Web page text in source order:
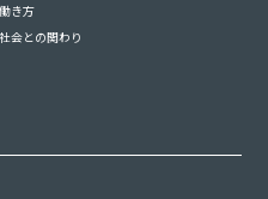
働き方
社会との関わり